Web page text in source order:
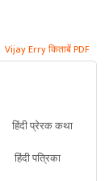
Vijay Erry किताबें PDF
हिंदी प्रेरक कथा
हिंदी पत्रिका